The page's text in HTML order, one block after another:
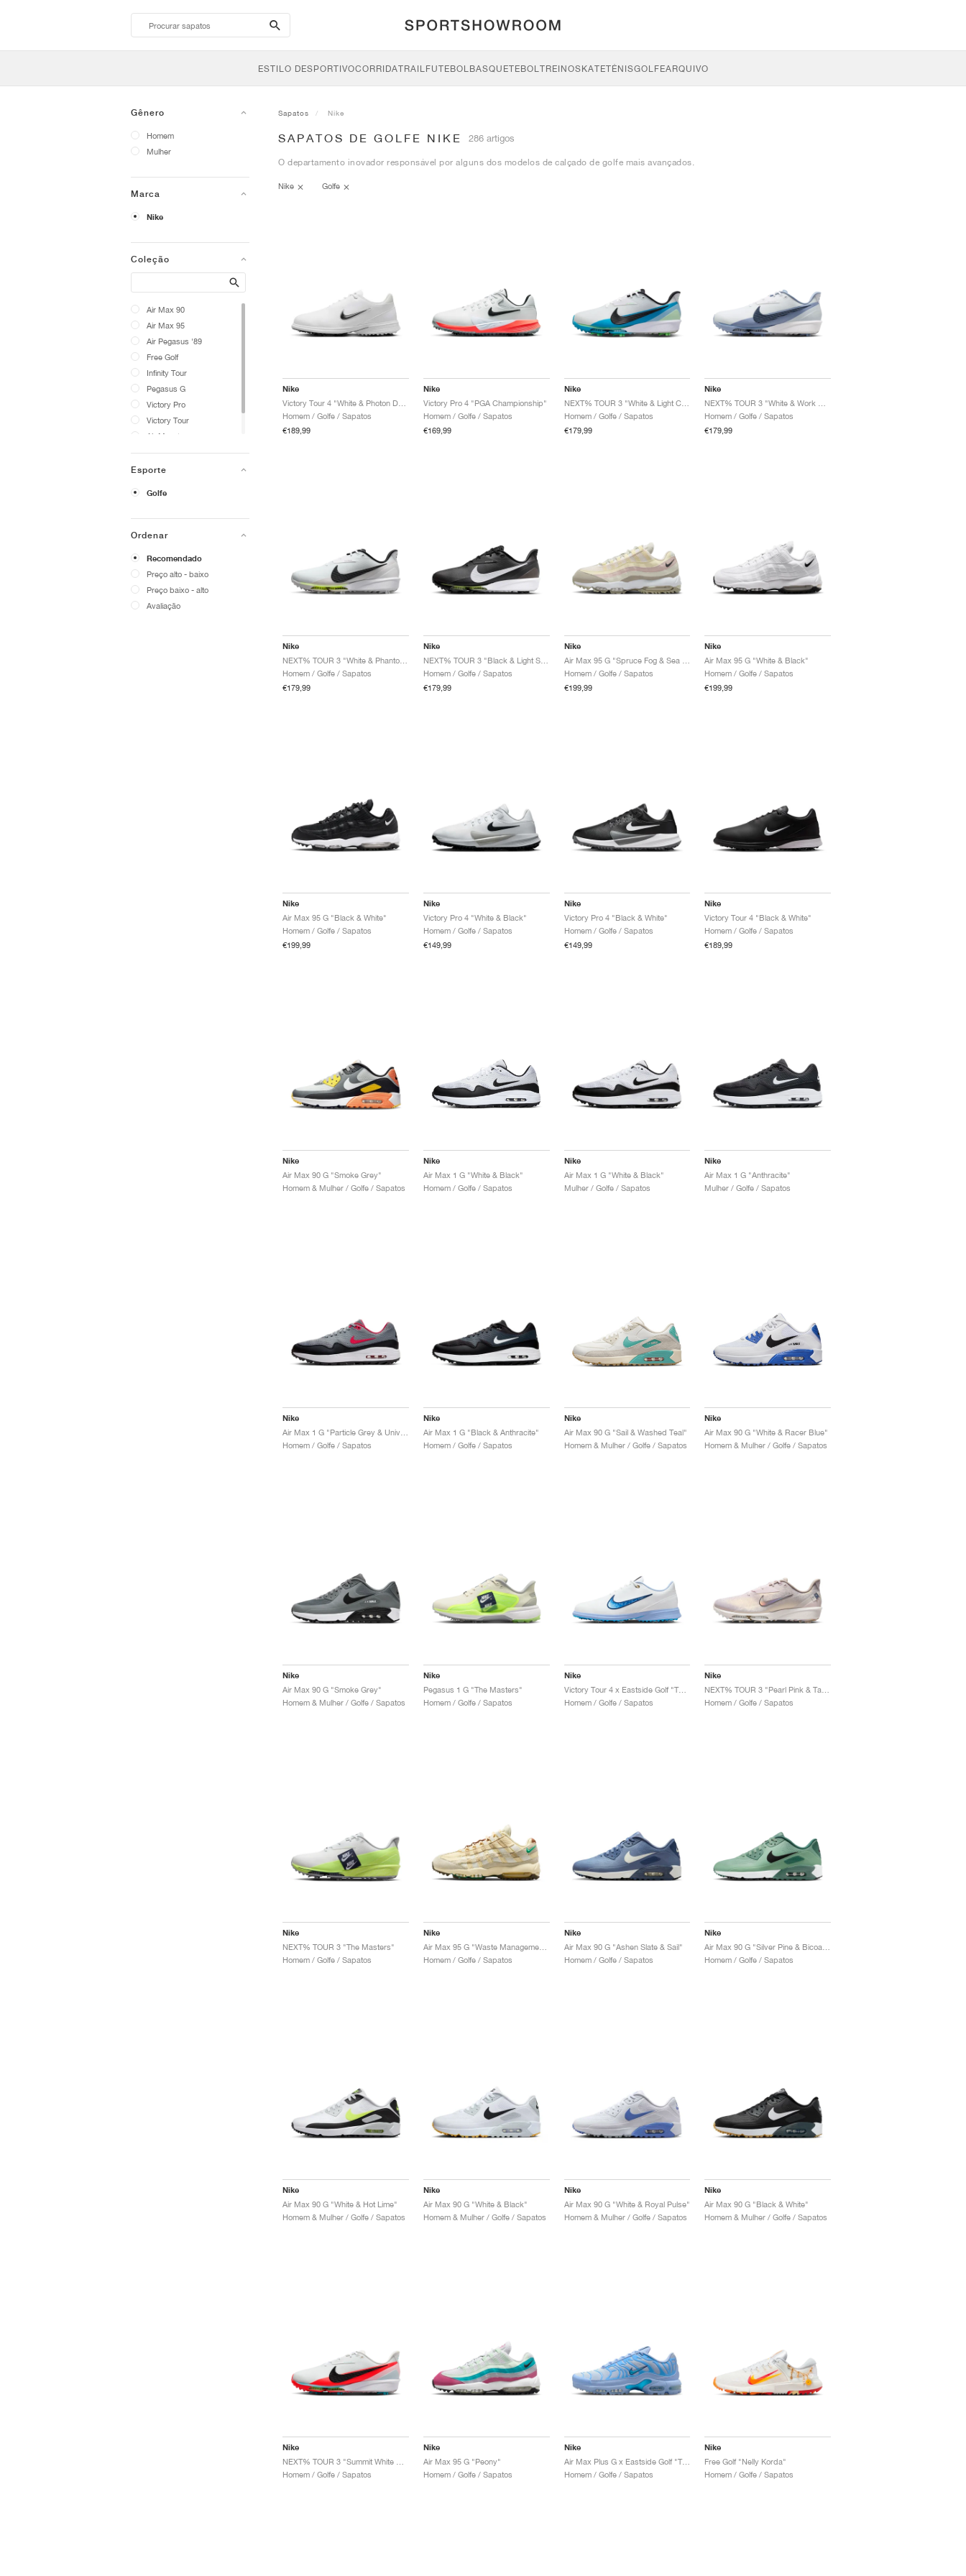
search-
btn
ESTILO DESPORTIVOCORRIDATRAILFUTEBOLBASQUETEBOLTREINOSKATETÉNISGOLFEARQUIVO
Gênero
Homem
Mulher
Marca
Nike
Coleção
Search
Air Max 90
Air Max 95
Air Pegasus '89
Free Golf
Infinity Tour
Pegasus G
Victory Pro
Victory Tour
Air Max 1
Air Max Plus
Esporte
Golfe
Ordenar
Recomendado
Preço alto - baixo
Preço baixo - alto
Avaliação
Sapatos Nike
SAPATOS DE GOLFE NIKE 286 artigos
O departamento inovador responsável por alguns dos modelos de calçado de golfe mais avançados.
Nike Golfe
Nike
Homem / Golfe / Sapatos
€189,99
Nike
Victory Pro 4 "PGA Championship"
Homem / Golfe / Sapatos
€169,99
Nike
NEXT% TOUR 3 "White & Light Current Blue"
Homem / Golfe / Sapatos
€179,99
Nike
Homem / Golfe / Sapatos
€179,99
Nike
Homem / Golfe / Sapatos
€179,99
Nike
NEXT% TOUR 3 "Black & Light Smoke Grey"
Homem / Golfe / Sapatos
€179,99
Nike
Homem / Golfe / Sapatos
€199,99
Nike
Air Max 95 G "White & Black"
Homem / Golfe / Sapatos
€199,99
Nike
Air Max 95 G "Black & White"
Homem / Golfe / Sapatos
€199,99
Nike
Victory Pro 4 "White & Black"
Homem / Golfe / Sapatos
€149,99
Nike
Victory Pro 4 "Black & White"
Homem / Golfe / Sapatos
€149,99
Nike
Victory Tour 4 "Black & White"
Homem / Golfe / Sapatos
€189,99
Nike
Air Max 90 G "Smoke Grey"
Homem & Mulher / Golfe / Sapatos
Nike
Air Max 1 G "White & Black"
Homem / Golfe / Sapatos
Nike
Air Max 1 G "White & Black"
Mulher / Golfe / Sapatos
Nike
Air Max 1 G "Anthracite"
Mulher / Golfe / Sapatos
Nike
Homem / Golfe / Sapatos
Nike
Air Max 1 G "Black & Anthracite"
Homem / Golfe / Sapatos
Nike
Air Max 90 G "Sail & Washed Teal"
Homem & Mulher / Golfe / Sapatos
Nike
Air Max 90 G "White & Racer Blue"
Homem & Mulher / Golfe / Sapatos
Nike
Air Max 90 G "Smoke Grey"
Homem & Mulher / Golfe / Sapatos
Nike
Pegasus 1 G "The Masters"
Homem / Golfe / Sapatos
Nike
Victory Tour 4 x Eastside Golf "Take Flight"
Homem / Golfe / Sapatos
Nike
Homem / Golfe / Sapatos
Nike
NEXT% TOUR 3 "The Masters"
Homem / Golfe / Sapatos
Nike
Air Max 95 G "Waste Management Open"
Homem / Golfe / Sapatos
Nike
Air Max 90 G "Ashen Slate & Sail"
Homem / Golfe / Sapatos
Nike
Homem / Golfe / Sapatos
Nike
Air Max 90 G "White & Hot Lime"
Homem & Mulher / Golfe / Sapatos
Nike
Air Max 90 G "White & Black"
Homem & Mulher / Golfe / Sapatos
Nike
Air Max 90 G "White & Royal Pulse"
Homem & Mulher / Golfe / Sapatos
Nike
Air Max 90 G "Black & White"
Homem & Mulher / Golfe / Sapatos
Nike
Homem / Golfe / Sapatos
Nike
Air Max 95 G "Peony"
Homem / Golfe / Sapatos
Nike
Air Max Plus G x Eastside Golf "Take Flight"
Homem / Golfe / Sapatos
Nike
Free Golf "Nelly Korda"
Homem / Golfe / Sapatos